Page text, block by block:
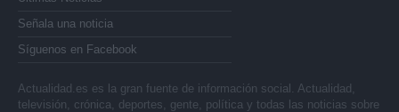
Señala una noticia
Síguenos en Facebook
Actualidad.es es la gran fuente de información social. Actualidad,
televisión, crónica, deportes, gente, política y todas las noticias sobre